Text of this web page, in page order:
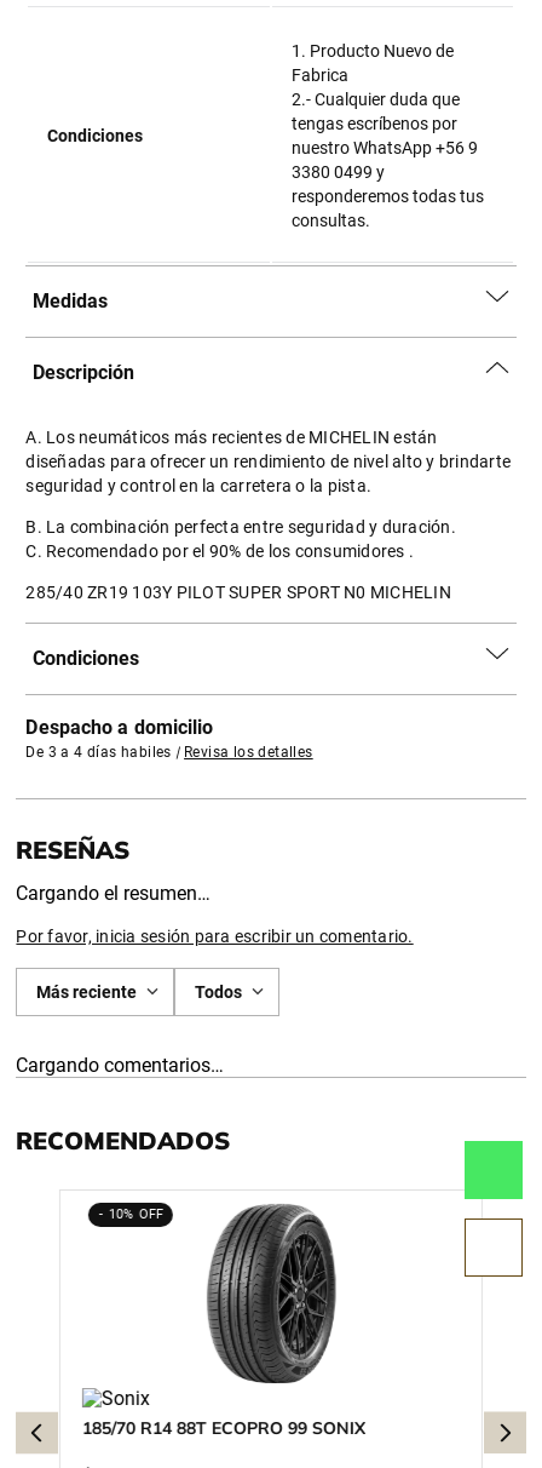
Condiciones
1. Producto Nuevo de
Fabrica
2.- Cualquier duda que
tengas escríbenos por
nuestro WhatsApp +56 9
3380 0499 y
responderemos todas tus
consultas.
Medidas
Descripción
A. Los neumáticos más recientes de MICHELIN están
diseñadas para ofrecer un rendimiento de nivel alto y brindarte
seguridad y control en la carretera o la pista.
B. La combinación perfecta entre seguridad y duración.
C. Recomendado por el 90% de los consumidores .
285/40 ZR19 103Y PILOT SUPER SPORT N0 MICHELIN
Condiciones
Despacho a domicilio
De 3 a 4 días habiles | Revisa los detalles
Cargando el resumen…
Por favor, inicia sesión para escribir un comentario.
Más reciente Todos
Cargando comentarios…
RECOMENDADOS
10%
185/70 R14 88T ECOPRO 99 SONIX